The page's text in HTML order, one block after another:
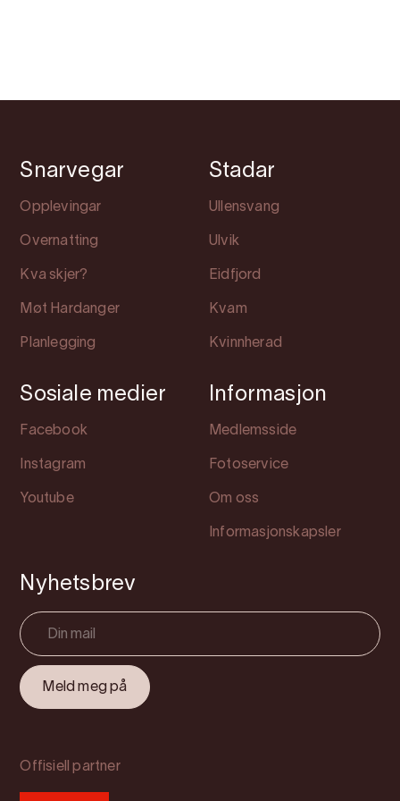
Snarvegar
Opplevingar
Overnatting
Kva skjer?
Møt Hardanger
Planlegging
Stadar
Ullensvang
Ulvik
Eidfjord
Kvam
Kvinnherad
Sosiale medier
Facebook
Instagram
Youtube
Informasjon
Medlemsside
Fotoservice
Om oss
Informasjonskapsler
Nyhetsbrev
Offisiell partner